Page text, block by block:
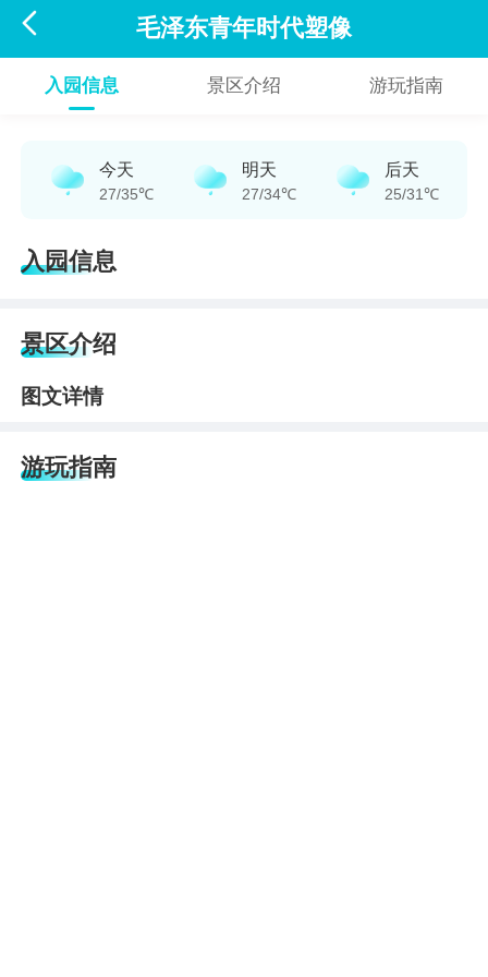
 毛泽东青年时代塑像
入园信息 景区介绍 游玩指南
今天
27/35℃
明天
27/34℃
后天
25/31℃
入园信息
景区介绍
图文详情
游玩指南